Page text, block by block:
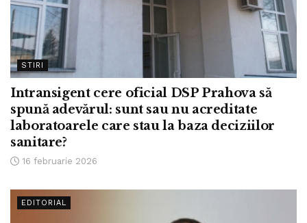
STIRI
Intransigent cere oficial DSP Prahova să
spună adevărul: sunt sau nu acreditate
laboratoarele care stau la baza deciziilor
sanitare?
16 februarie 2026
EDITORIAL